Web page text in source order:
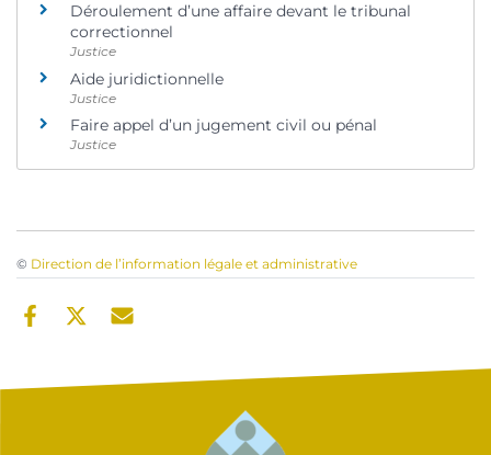
Déroulement d’une affaire devant le tribunal
correctionnel
Justice
Aide juridictionnelle
Justice
Faire appel d’un jugement civil ou pénal
Justice
© Direction de l’information légale et administrative